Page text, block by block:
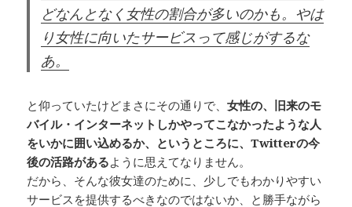
どなんとなく女性の割合が多いのかも。やは
り女性に向いたサービスって感じがするな
あ。
と仰っていたけどまさにその通りで、女性の、旧来のモ
バイル・インターネットしかやってこなかったような人
をいかに囲い込めるか、というところに、Twitterの今
後の活路があるように思えてなりません。
だから、そんな彼女達のために、少しでもわかりやすい
サービスを提供するべきなのではないか、と勝手ながら